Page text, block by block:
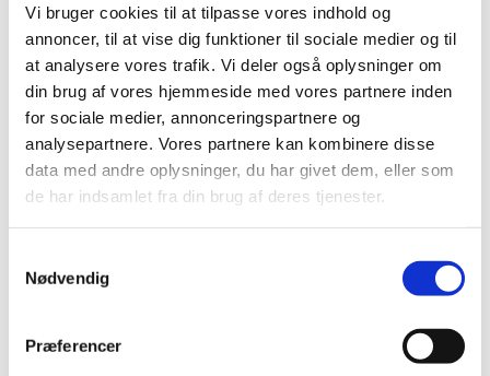
Vi bruger cookies til at tilpasse vores indhold og
annoncer, til at vise dig funktioner til sociale medier og til
at analysere vores trafik. Vi deler også oplysninger om
din brug af vores hjemmeside med vores partnere inden
for sociale medier, annonceringspartnere og
analysepartnere. Vores partnere kan kombinere disse
data med andre oplysninger, du har givet dem, eller som
de har indsamlet fra din brug af deres tjenester.
Nødvendig
Præferencer
5. januar 2022
Der er aktuelle problemer med forsyningen af Sutent
50mg, kapsler, hårde fra Pfizer.
Forsøgsordning med medicinsk cannabis
forlænget: læs om de nye vilkår
|4. januar 2022|
Opdatering af produktresumeer på grund af